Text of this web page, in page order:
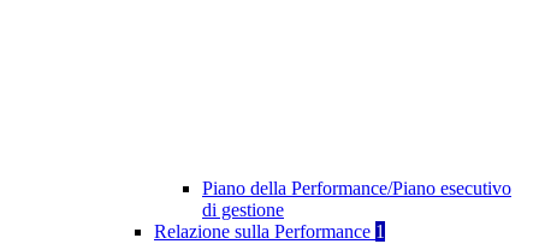
Piano della Performance/Piano esecutivo
di gestione
Relazione sulla Performance 1